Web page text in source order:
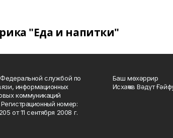
"Еда и напитки"
службой по
информационных
коммуникаций
номер:
от 11 сентября 2008 г.
Баш мөхәррир
Исхаҡов Вәдүт